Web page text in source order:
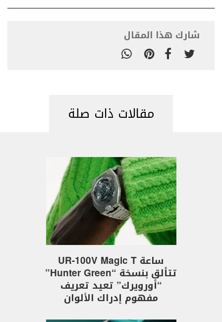
شارك هذا المقال
مقالات ذات صلة
ساعة UR-100V Magic T
تتألق بنسخة “Hunter Green”
“أورويرك” تعيد تعريف
مفهوم إدراك الألوان